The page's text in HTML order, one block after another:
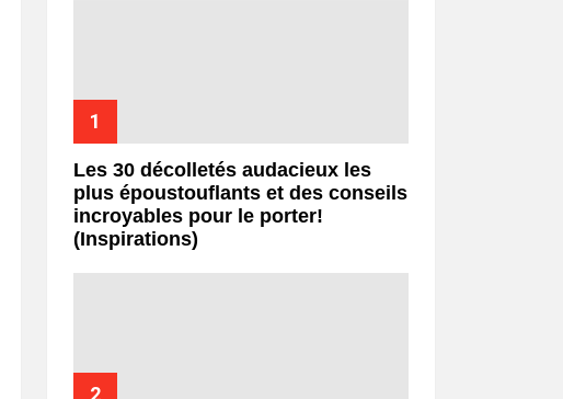
Les 30 décolletés audacieux les
plus époustouflants et des conseils
incroyables pour le porter!
(Inspirations)